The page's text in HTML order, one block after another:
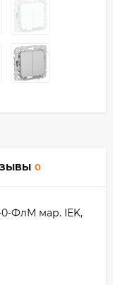
0
ФлМ мар. IEK,